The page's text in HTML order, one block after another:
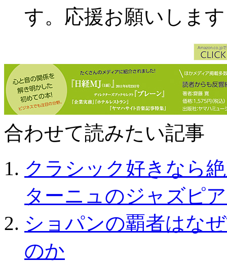
す。応援お願いしま
合わせて読みたい記事
クラシック好きなら
ターニュのジャズピ
ショパンの覇者はな
のか